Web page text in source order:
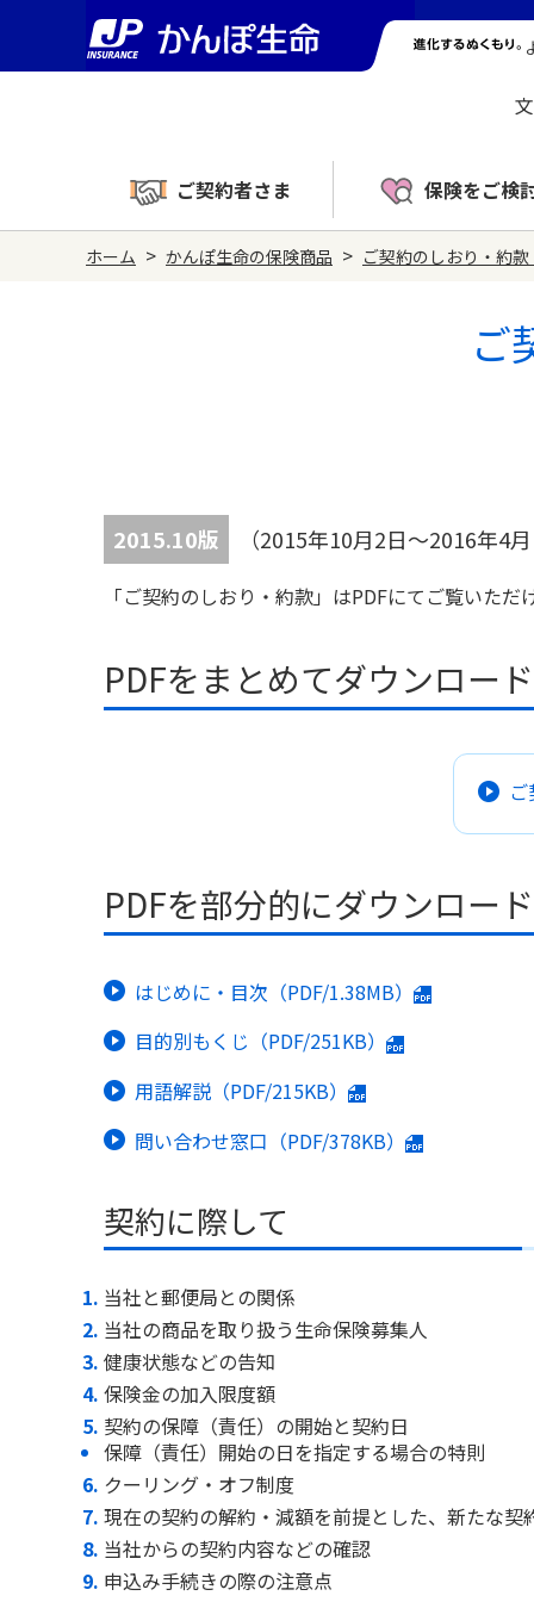
ご契約者さま 保険をご検
ホーム > かんぽ生命の保険商品 > ご契約のしおり・約
ご
2015.10版 （2015年10月2日～2016年4
「ご契約のしおり・約款」はPDFにてご覧いただ
PDFをまとめてダウンロー
PDFを部分的にダウンロー
はじめに・目次（PDF/1.38MB）
目的別もくじ（PDF/251KB）
用語解説（PDF/215KB）
問い合わせ窓口（PDF/378KB）
契約に際して
当社と郵便局との関係
当社の商品を取り扱う生命保険募集人
健康状態などの告知
保険金の加入限度額
契約の保障（責任）の開始と契約日
保障（責任）開始の日を指定する場合の特則
クーリング・オフ制度
現在の契約の解約・減額を前提とした、新たな
当社からの契約内容などの確認
申込み手続きの際の注意点